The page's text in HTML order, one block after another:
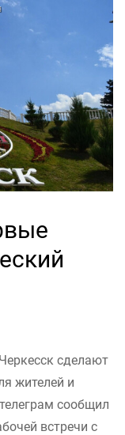
сделают
жителей и
сообщил
встречи с